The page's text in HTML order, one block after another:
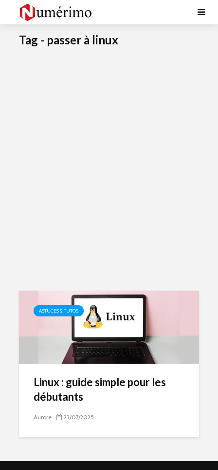
Tag - passer à linux
ASTUCES & TUTOS
Linux : guide simple pour les
débutants
Aurore 23/07/2025